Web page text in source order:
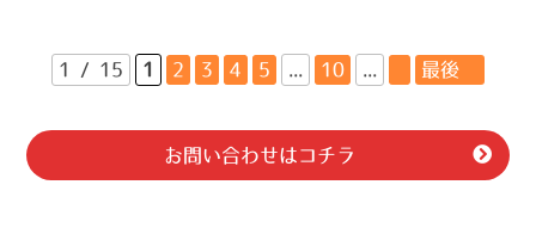
1 / 15 1 2 3 4 5 ... 10 ... 最後 »
お問い合わせはコチラ